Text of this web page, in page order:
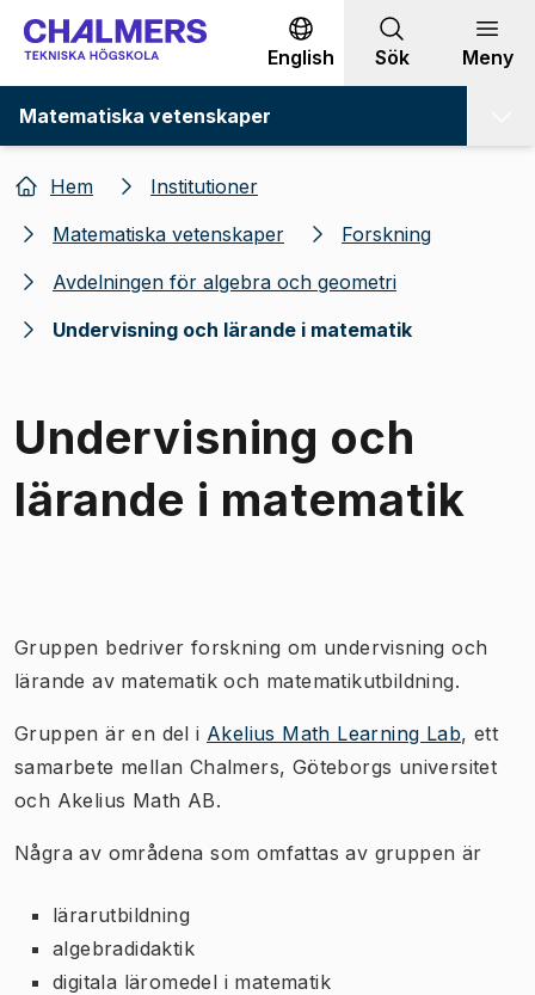
Gå till innehållet
English Sök Meny
Matematiska vetenskaper
Hem
Institutioner
Matematiska vetenskaper
Forskning
Avdelningen för algebra och geometri
Undervisning och lärande i matematik
Undervisning och
lärande i matematik
Gruppen bedriver forskning om undervisning och
lärande av matematik och matematikutbildning.
Gruppen är en del i Akelius Math Learning Lab, ett
samarbete mellan Chalmers, Göteborgs universitet
och Akelius Math AB.
Några av områdena som omfattas av gruppen är
lärarutbildning
algebradidaktik
digitala läromedel i matematik